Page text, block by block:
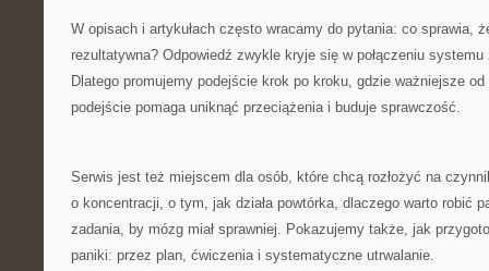
W opisach i artykułach często wracamy do pytania: co sprawia,
rezultatywna? Odpowiedź zwykle kryje się w połączeniu
Dlatego promujemy podejście krok po kroku, gdzie ważniejsze
podejście pomaga uniknąć przeciążenia i buduje sprawczość.
Serwis jest też miejscem dla osób, które chcą rozłożyć na
o koncentracji, o tym, jak działa powtórka, dlaczego warto robić
zadania, by mózg miał sprawniej. Pokazujemy także, jak
paniki: przez plan, ćwiczenia i systematyczne utrwalanie.